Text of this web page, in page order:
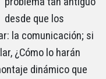
desde que los
la comunicación; si
¿Cómo lo harán
dinámico que